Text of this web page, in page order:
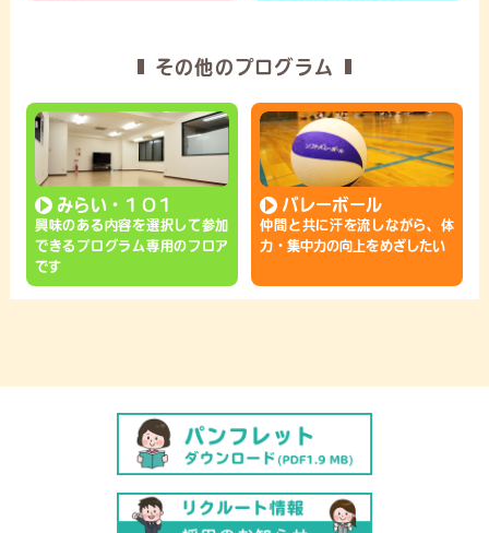
その他のプログラム
みらい・１０１
興味のある内容を選択して参加
できるプログラム専用のフロア
です
バレーボール
仲間と共に汗を流しながら、体
力・集中力の向上をめざしたい